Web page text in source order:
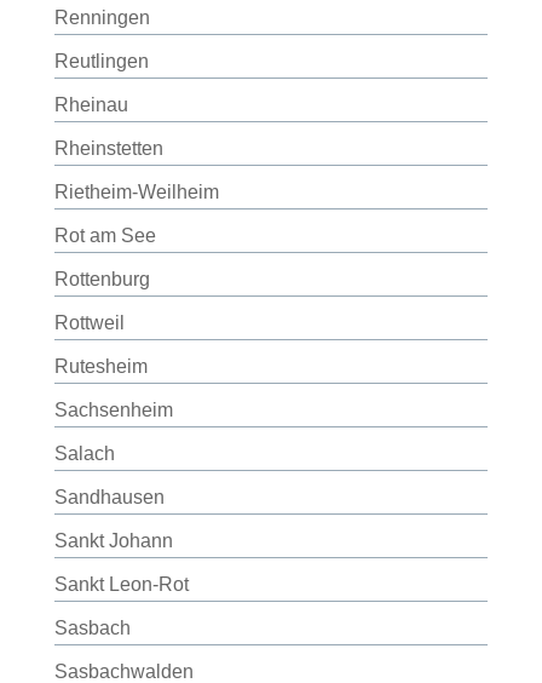
Renningen
Reutlingen
Rheinau
Rheinstetten
Rietheim-Weilheim
Rot am See
Rottenburg
Rottweil
Rutesheim
Sachsenheim
Salach
Sandhausen
Sankt Johann
Sankt Leon-Rot
Sasbach
Sasbachwalden